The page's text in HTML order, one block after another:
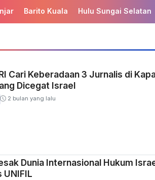
Barito Kuala Hulu Sungai Selatan
Cari Keberadaan 3 Jurnalis di
Dicegat Israel
2 bulan yang lalu
Dunia Internasional Hukum
UNIFIL